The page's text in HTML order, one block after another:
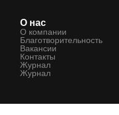
О нас
О компании
Благотворительность
Вакансии
Контакты
Журнал
Журнал